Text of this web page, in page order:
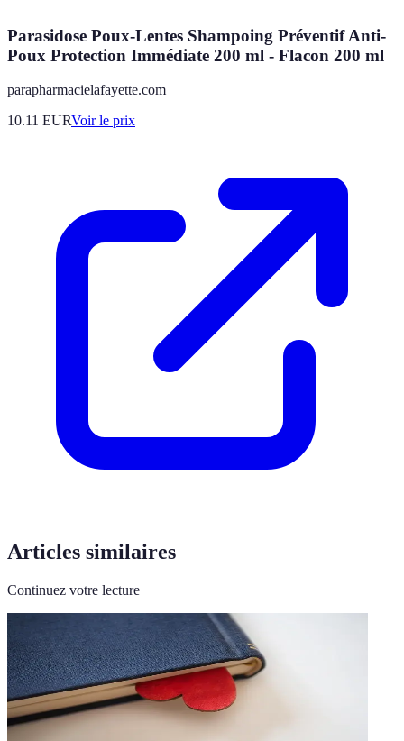
Parasidose Poux-Lentes Shampoing Préventif Anti-
Poux Protection Immédiate 200 ml - Flacon 200 ml
parapharmacielafayette.com
10.11 EURVoir le prix
Articles similaires
Continuez votre lecture